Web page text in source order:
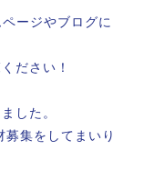
ージやブログに
ださい！
した。
集をしてまいり